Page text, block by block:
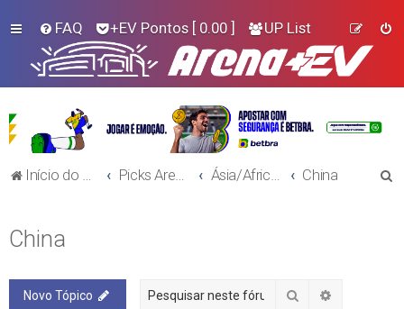
FAQ +EV Pontos [ 0.00 ] UP List
Início do Fórum! China
China
Novo Tópico Pesquisar